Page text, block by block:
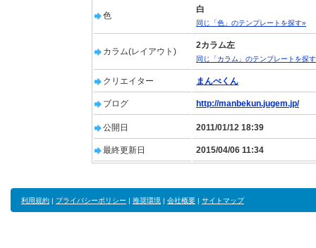
色
白
同じ「色」のテンプレートを探す»
カラム(レイアウト)
2カラム左
同じ「カラム」のテンプレートを探
クリエイター まんべくん
ブログ http://manbekun.jugem.jp/
公開日 2011/01/12 18:39
最終更新日 2015/04/06 11:34
利用規約 | プライバシーポリシー | 推奨環境 | 会社概要 | サイトマップ